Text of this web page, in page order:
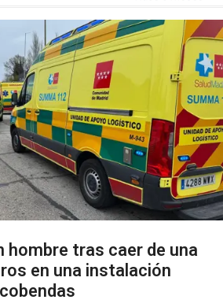
hombre tras caer de una
en una instalación